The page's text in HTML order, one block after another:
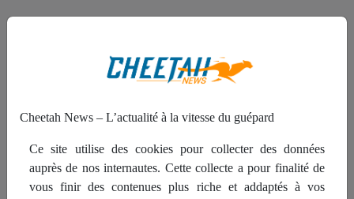
Le 16 décembre 2024, Dakar - Dans
Lookman a été désigné Joueur
africain de l’année 2024, mettant fin
à une saison mémorable où il a su
Cheetah News – L’actualité à la vitesse du guépard
Ce site utilise des cookies pour collecter des données
auprès de nos internautes. Cette collecte a pour finalité de
vous finir des contenues plus riche et addaptés à vos